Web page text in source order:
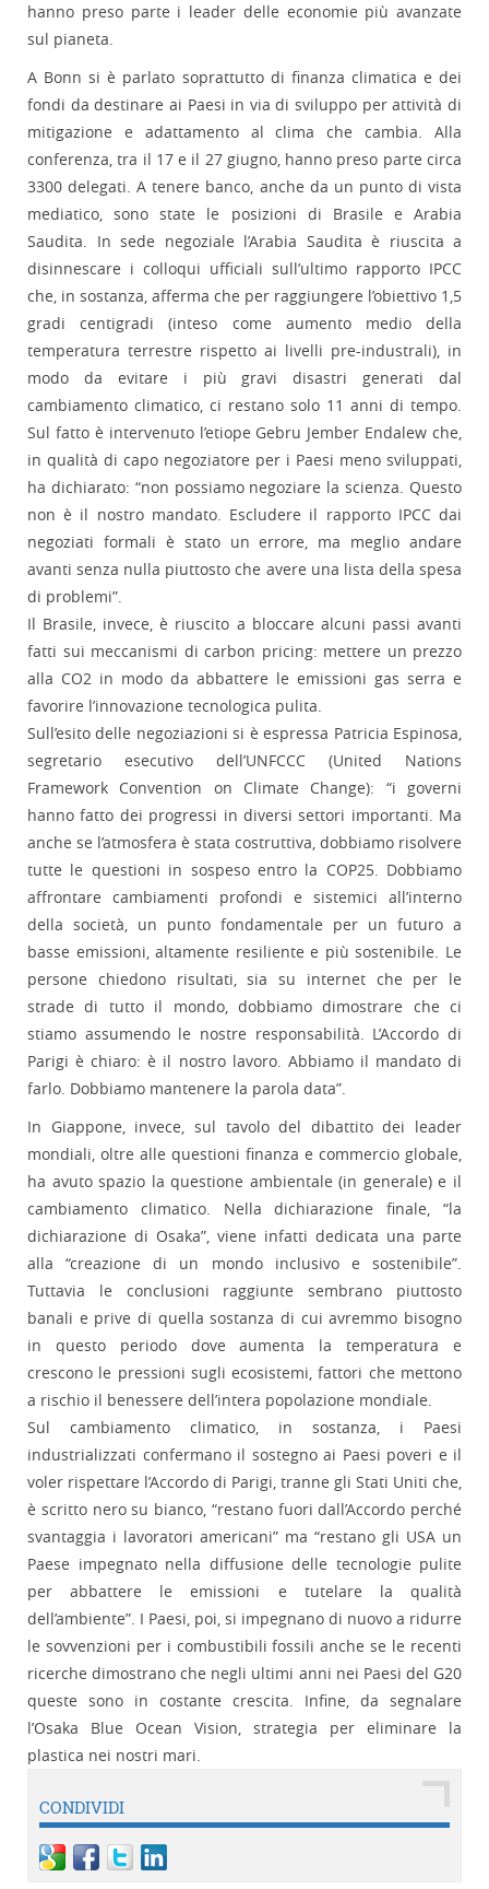
hanno preso parte i leader delle economie più avanzate
sul pianeta.
A Bonn si è parlato soprattutto di finanza climatica e dei
fondi da destinare ai Paesi in via di sviluppo per attività di
mitigazione e adattamento al clima che cambia. Alla
conferenza, tra il 17 e il 27 giugno, hanno preso parte circa
3300 delegati. A tenere banco, anche da un punto di vista
mediatico, sono state le posizioni di Brasile e Arabia
Saudita. In sede negoziale l’Arabia Saudita è riuscita a
disinnescare i colloqui ufficiali sull’ultimo rapporto IPCC
che, in sostanza, afferma che per raggiungere l’obiettivo 1,5
gradi centigradi (inteso come aumento medio della
temperatura terrestre rispetto ai livelli pre-industrali), in
modo da evitare i più gravi disastri generati dal
cambiamento climatico, ci restano solo 11 anni di tempo.
Sul fatto è intervenuto l’etiope Gebru Jember Endalew che,
in qualità di capo negoziatore per i Paesi meno sviluppati,
ha dichiarato: “non possiamo negoziare la scienza. Questo
non è il nostro mandato. Escludere il rapporto IPCC dai
negoziati formali è stato un errore, ma meglio andare
avanti senza nulla piuttosto che avere una lista della spesa
di problemi”.
Il Brasile, invece, è riuscito a bloccare alcuni passi avanti
fatti sui meccanismi di carbon pricing: mettere un prezzo
alla CO2 in modo da abbattere le emissioni gas serra e
favorire l’innovazione tecnologica pulita.
Sull’esito delle negoziazioni si è espressa Patricia Espinosa,
segretario esecutivo dell’UNFCCC (United Nations
Framework Convention on Climate Change): “i governi
hanno fatto dei progressi in diversi settori importanti. Ma
anche se l’atmosfera è stata costruttiva, dobbiamo risolvere
tutte le questioni in sospeso entro la COP25. Dobbiamo
affrontare cambiamenti profondi e sistemici all’interno
della società, un punto fondamentale per un futuro a
basse emissioni, altamente resiliente e più sostenibile. Le
persone chiedono risultati, sia su internet che per le
strade di tutto il mondo, dobbiamo dimostrare che ci
stiamo assumendo le nostre responsabilità. L’Accordo di
Parigi è chiaro: è il nostro lavoro. Abbiamo il mandato di
farlo. Dobbiamo mantenere la parola data”.
In Giappone, invece, sul tavolo del dibattito dei leader
mondiali, oltre alle questioni finanza e commercio globale,
ha avuto spazio la questione ambientale (in generale) e il
cambiamento climatico. Nella dichiarazione finale, “la
dichiarazione di Osaka”, viene infatti dedicata una parte
alla “creazione di un mondo inclusivo e sostenibile”.
Tuttavia le conclusioni raggiunte sembrano piuttosto
banali e prive di quella sostanza di cui avremmo bisogno
in questo periodo dove aumenta la temperatura e
crescono le pressioni sugli ecosistemi, fattori che mettono
a rischio il benessere dell’intera popolazione mondiale.
Sul cambiamento climatico, in sostanza, i Paesi
industrializzati confermano il sostegno ai Paesi poveri e il
voler rispettare l’Accordo di Parigi, tranne gli Stati Uniti che,
è scritto nero su bianco, “restano fuori dall’Accordo perché
svantaggia i lavoratori americani” ma “restano gli USA un
Paese impegnato nella diffusione delle tecnologie pulite
per abbattere le emissioni e tutelare la qualità
dell’ambiente”. I Paesi, poi, si impegnano di nuovo a ridurre
le sovvenzioni per i combustibili fossili anche se le recenti
ricerche dimostrano che negli ultimi anni nei Paesi del G20
queste sono in costante crescita. Infine, da segnalare
l’Osaka Blue Ocean Vision, strategia per eliminare la
plastica nei nostri mari.
CONDIVIDI